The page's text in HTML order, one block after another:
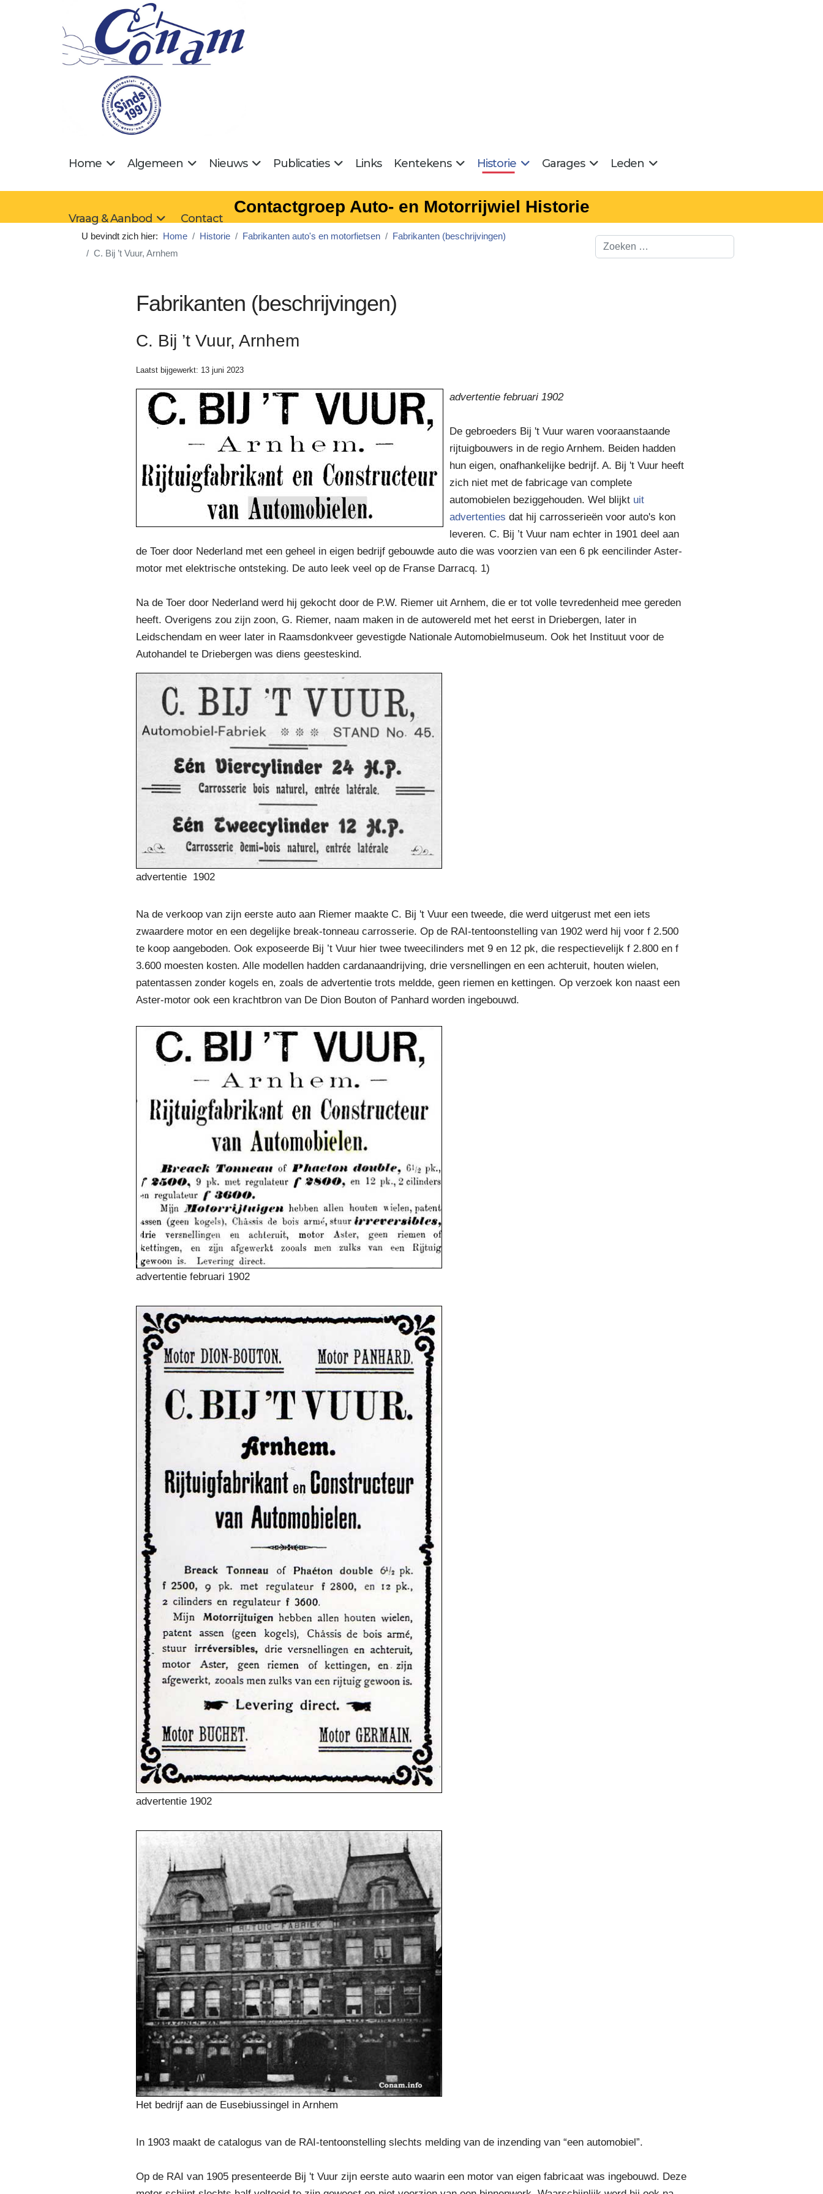
Home Algemeen Nieuws Publicaties Links Kentekens Historie Garages Leden
Vraag & Aanbod Contact
Contactgroep Auto- en Motorrijwiel Historie
U bevindt zich hier: Home Historie Fabrikanten auto's en motorfietsen
Fabrikanten (beschrijvingen)
C. Bij ’t Vuur, Arnhem
Fabrikanten (beschrijvingen)
C. Bij ’t Vuur, Arnhem
Laatst bijgewerkt: 13 juni 2023
advertentie februari 1902
De gebroeders Bij 't Vuur waren vooraanstaande
rijtuigbouwers in de regio Arnhem. Beiden hadden
hun eigen, onafhankelijke bedrijf. A. Bij 't Vuur heeft
zich niet met de fabricage van complete
automobielen beziggehouden. Wel blijkt uit
advertenties dat hij carrosserieën voor auto's kon
leveren. C. Bij ’t Vuur nam echter in 1901 deel aan
de Toer door Nederland met een geheel in eigen bedrijf gebouwde auto die was voorzien van een 6 pk eencilinder Aster-
motor met elektrische ontsteking. De auto leek veel op de Franse Darracq. 1)
Na de Toer door Nederland werd hij gekocht door de P.W. Riemer uit Arnhem, die er tot volle tevredenheid mee gereden
heeft. Overigens zou zijn zoon, G. Riemer, naam maken in de autowereld met het eerst in Driebergen, later in
Leidschendam en weer later in Raamsdonkveer gevestigde Nationale Automobielmuseum. Ook het Instituut voor de
Autohandel te Driebergen was diens geesteskind.
advertentie 1902
Na de verkoop van zijn eerste auto aan Riemer maakte C. Bij 't Vuur een tweede, die werd uitgerust met een iets
zwaardere motor en een degelijke break-tonneau carrosserie. Op de RAI-tentoonstelling van 1902 werd hij voor f 2.500
te koop aangeboden. Ook exposeerde Bij ’t Vuur hier twee tweecilinders met 9 en 12 pk, die respectievelijk f 2.800 en f
3.600 moesten kosten. Alle modellen hadden cardanaandrijving, drie versnellingen en een achteruit, houten wielen,
patentassen zonder kogels en, zoals de advertentie trots meldde, geen riemen en kettingen. Op verzoek kon naast een
Aster-motor ook een krachtbron van De Dion Bouton of Panhard worden ingebouwd.
advertentie februari 1902
advertentie 1902
Het bedrijf aan de Eusebiussingel in Arnhem
In 1903 maakt de catalogus van de RAI-tentoonstelling slechts melding van de inzending van “een automobiel”.
Op de RAI van 1905 presenteerde Bij 't Vuur zijn eerste auto waarin een motor van eigen fabricaat was ingebouwd. Deze